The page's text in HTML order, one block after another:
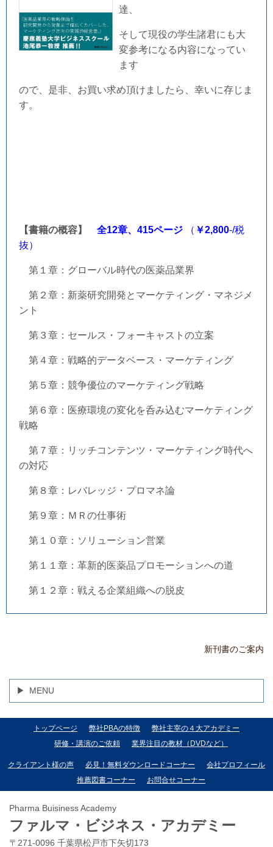
達、
そして現役の学生諸君にも大
変参考になる内容になってい
ます
ので、是非、お買い求め頂けましたら、幸いに存じま
す。
【書籍の概容】 全12章、415ページ （ ￥2,800-/税
抜）
第１章：グローバル時代の医薬品業界
第２章：新薬研究開発とマーケティング・マネジメ
ント
第３章：セールス・フォーキャストの立案
第４章：戦略的データベース・マーケティング
第５章：競争優位のマーケティング戦略
第６章：医療環境の変化を呑み込むマーケティング
戦略
第７章：リッチコンテンツ・マーケティング時代へ
の対応
第８章：レバレッジ・プロマネ論
第９章：ＭＲの仕事術
第１０章：ソリューション営業
第１１章：革新的医薬品プロモーションへの道
第１２章：戦える企業組織への脱皮
新刊書のご案内
MENU
トップページ 弊社PBAの特徴
弊社主宰の４大アカデミー
研修・講演のご依頼
業界注目の教材（DVDなど）
クライアント様の声 必見！無料ダウンロードコーナー
会社プロフィール
推薦図書コーナー
お問合せコーナー
Pharma Buisiness Academy
ファルマ・ビジネス・アカデミー
〒271-0096 千葉県松戸市下矢切173